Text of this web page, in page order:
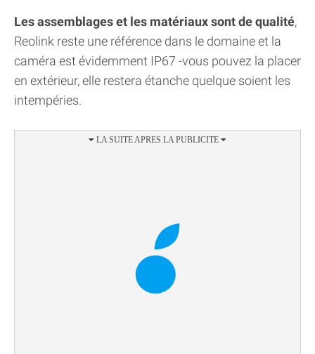
Les assemblages et les matériaux sont de qualité,
Reolink reste une référence dans le domaine et la
caméra est évidemment IP67 -vous pouvez la placer
en extérieur, elle restera étanche quelque soient les
intempéries.